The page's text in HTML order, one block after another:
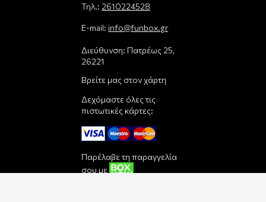
Τηλ.: 2610224528
E-mail: info@funbox.gr
Διεύθυνση: Πατρέως 25,
26221
Βρείτε μας στον χάρτη
Δεχόμαστε όλες τις
πιστωτικές κάρτες:
Παρέλαβε τη παραγγελία
σου με